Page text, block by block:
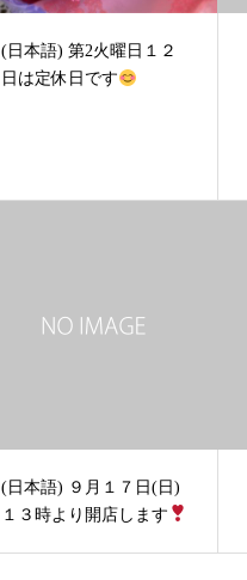
(日本語) 第2火曜日１２
日は定休日です
(日本語) ９月１７日(日)
１３時より開店します